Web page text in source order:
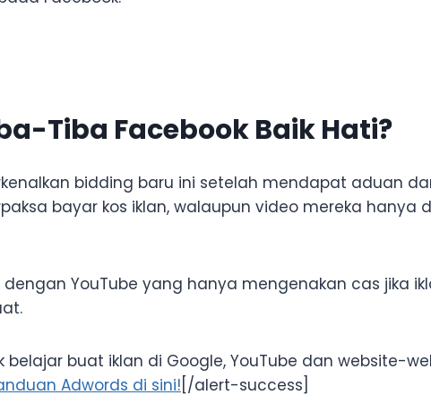
Tiba Facebook Baik Hati?
bidding baru ini setelah mendapat aduan
bayar kos iklan, walaupun video mereka hanya
YouTube yang hanya mengenakan cas jika
belajar buat iklan di Google, YouTube dan website-
Adwords di sini! [/alert-success]